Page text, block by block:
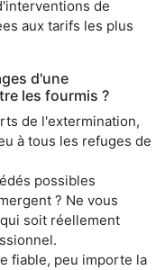
de
aux tarifs les plus
d'une
les fourmis ?
de l'extermination,
à tous les refuges de
possibles
? Ne vous
soit réellement
fiable, peu importe la